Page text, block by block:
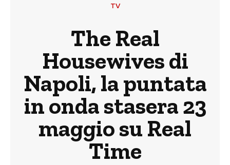
TV
The Real
Housewives di
Napoli, la puntata
in onda stasera 23
maggio su Real
Time